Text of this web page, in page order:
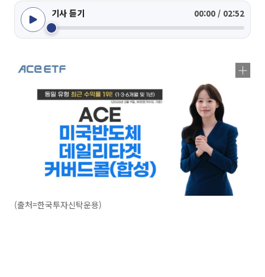
기사 듣기 00:00 / 02:52
(출처=한국투자신탁운용)